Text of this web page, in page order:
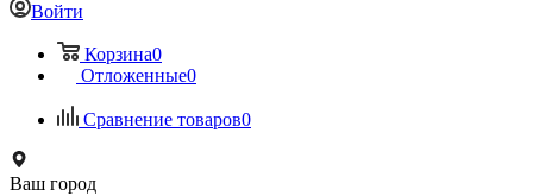
Войти
Корзина0
Отложенные0
Сравнение товаров0
Ваш город